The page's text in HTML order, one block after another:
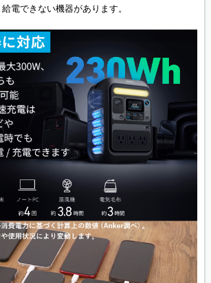
電できない機器があります。